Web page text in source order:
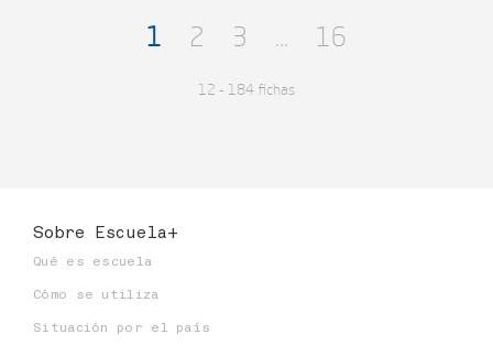
1 2 3 … 16
12 - 184 fichas
Sobre Escuela+
Qué es escuela
Cómo se utiliza
Situación por el país